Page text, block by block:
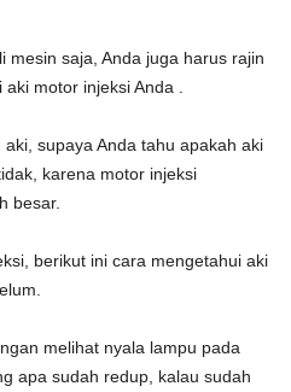
mesin saja, Anda juga harus rajin
motor injeksi Anda .
supaya Anda tahu apakah aki
karena motor injeksi
besar.
berikut ini cara mengetahui aki
melihat nyala lampu pada
apa sudah redup, kalau sudah